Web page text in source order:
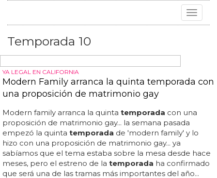
Toggle
Temporada 10